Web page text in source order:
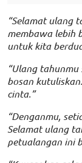
“Selamat ulang
membawa lebih
untuk kita
“Ulang
bosan
cinta.”
“Denganmu,
Selamat ulang
petualangan ini